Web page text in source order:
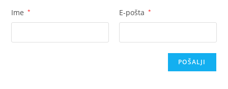
Ime * E-pošta *